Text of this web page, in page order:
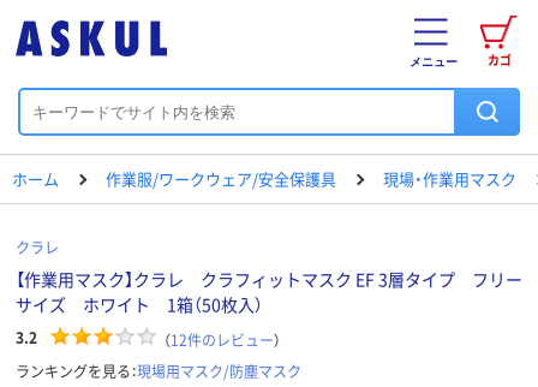
カゴ
メニュー
ホーム 作業服/ワークウェア/安全保護具 現場・作業用マスク
クラレ
【作業用マスク】クラレ クラフィットマスク EF 3層タイプ フリー
サイズ ホワイト 1箱（50枚入）
3.2 （12件のレビュー）
ランキングを見る：現場用マスク/防塵マスク